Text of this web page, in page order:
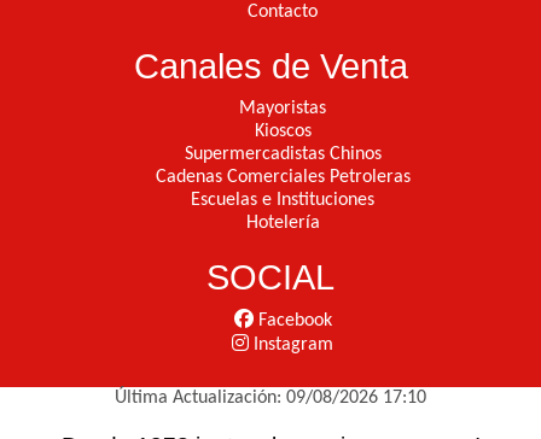
Contacto
Canales de Venta
Mayoristas
Kioscos
Supermercadistas Chinos
Cadenas Comerciales Petroleras
Escuelas e Instituciones
Hotelería
SOCIAL
Facebook
Instagram
Última Actualización: 09/08/2026 17:10